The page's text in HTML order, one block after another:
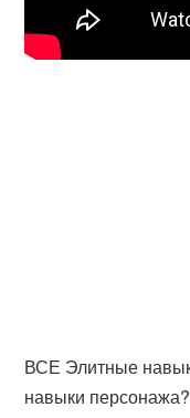
ВСЕ Элитные
навыки